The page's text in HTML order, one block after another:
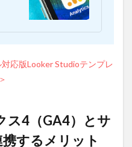
応版Looker Studioテンプレ
ス4（GA4）とサ
するメリット